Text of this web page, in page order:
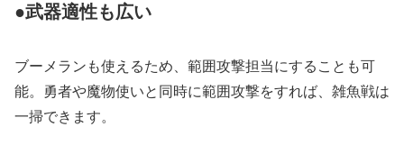
●武器適性も広い
ブーメランも使えるため、範囲攻撃担当にすることも可
能。勇者や魔物使いと同時に範囲攻撃をすれば、雑魚戦は
一掃できます。